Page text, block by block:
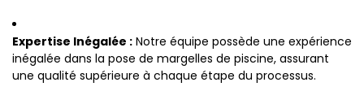
Expertise Inégalée : Notre équipe possède une expérience
inégalée dans la pose de margelles de piscine, assurant
une qualité supérieure à chaque étape du processus.